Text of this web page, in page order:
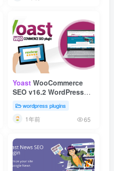
件
Yoast WooCommerce
SEO v16.2 WordPress
SEO插件
wordpress plugins
1年前 65